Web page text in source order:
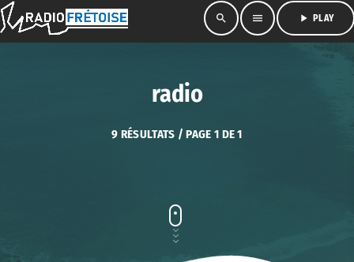
search menu play_arrow PLAY
radio
9 RÉSULTATS / PAGE 1 DE 1